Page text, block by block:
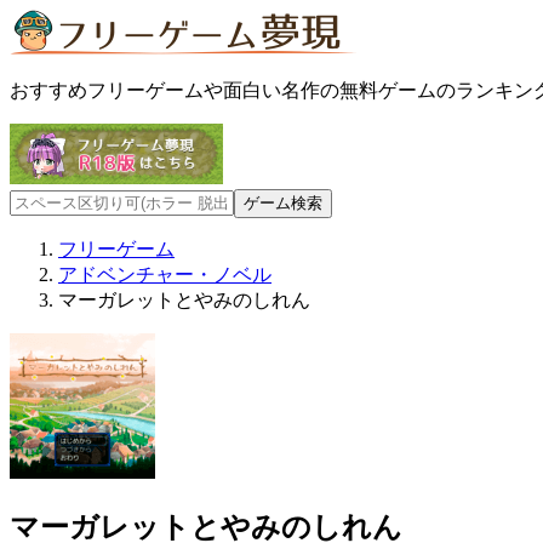
おすすめフリーゲームや面白い名作の無料ゲームのランキン
フリーゲーム
アドベンチャー・ノベル
マーガレットとやみのしれん
マーガレットとやみのしれん